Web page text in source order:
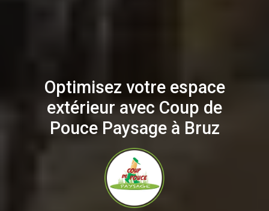
Optimisez votre espace
extérieur avec Coup de
Pouce Paysage à Bruz